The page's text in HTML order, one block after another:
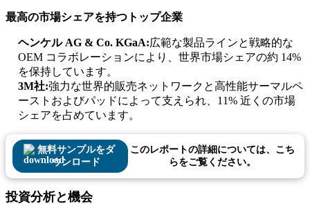
最高の市場シェアを持つトップ企業
ヘンケル AG & Co. KGaA:広範な製品ラインと戦略的な
OEM コラボレーションにより、世界市場シェアの約 14%
を保持しています。
3M社:強力な世界的販売ネットワークと高性能サーマルペ
ーストおよびパッドによって支えられ、11% 近くの市場
シェアを占めています。
無料サンプルをダ
ウンロード
このレポートの詳細については、こち
らをご覧ください。
投資分析と機会